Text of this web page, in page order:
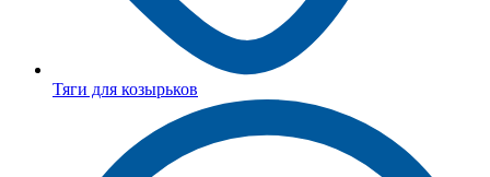
Тяги для козырьков